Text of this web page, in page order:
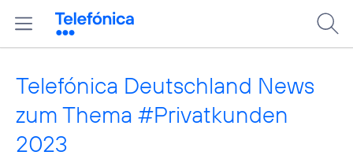
Telefónica Deutschland News
zum Thema #Privatkunden
2023